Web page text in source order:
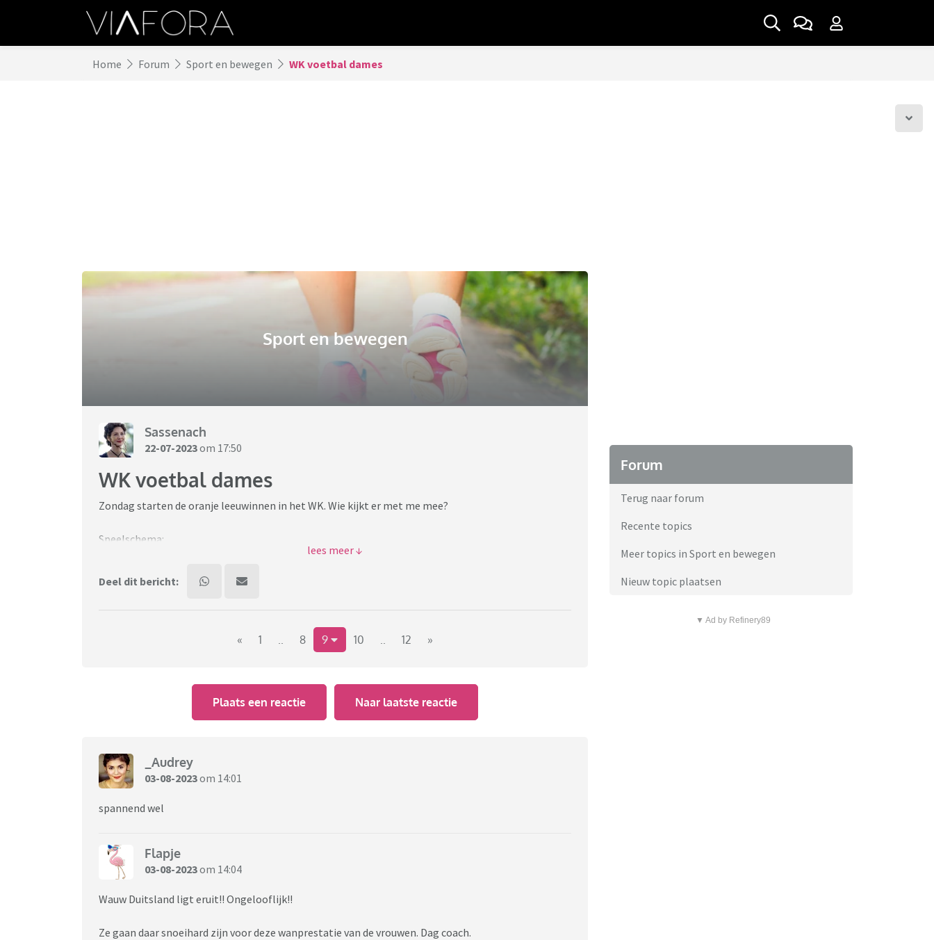
Home Forum Sport en bewegen WK voetbal dames
Sport en bewegen
Sassenach
22-07-2023om 17:50
WK voetbal dames
Zondag starten de oranje leeuwinnen in het WK. Wie kijkt er met me mee?
Speelschema:
Dinsdag 1/8 om 9:00u Vietnam - Nederland
Deel dit bericht:
« 1 .. 8 9 10 .. 12 »
Plaats een reactie Naar laatste reactie
_Audrey
03-08-2023om 14:01
spannend wel
Flapje
03-08-2023om 14:04
Wauw Duitsland ligt eruit!! Ongelooflijk!!
Ze gaan daar snoeihard zijn voor deze wanprestatie van de vrouwen. Dag coach.
Forum
Terug naar forum
Recente topics
Meer topics in Sport en bewegen
Nieuw topic plaatsen
▼ Ad by Refinery89